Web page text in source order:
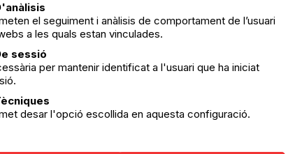
01.02.2025 01.02.2025 Sant Andreu
Taller matinal: L’art de crear
ponts. La comunicació
Emocionalment Ecològica
Eines pràctiques per a una comunicació
emocionalment ecològica.
el seguiment i anàlisis de comportament de l’usuari
a les quals estan vinculades.
sessió
per mantenir identificat a l'usuari que ha iniciat
desar l'opció escollida en aquesta configuració.